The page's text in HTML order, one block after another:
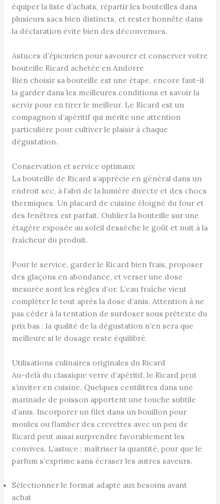
équiper la liste d’achats, répartir les bouteilles dans
plusieurs sacs bien distincts, et rester honnête dans
la déclaration évite bien des déconvenues.
Astuces d’épicurien pour savourer et conserver votre
bouteille Ricard achetée en Andorre
Bien choisir sa bouteille est une étape, encore faut-il
la garder dans les meilleures conditions et savoir la
servir pour en tirer le meilleur. Le Ricard est un
compagnon d’apéritif qui mérite une attention
particulière pour cultiver le plaisir à chaque
dégustation.
Conservation et service optimaux
La bouteille de Ricard s’apprécie en général dans un
endroit sec, à l’abri de la lumière directe et des chocs
thermiques. Un placard de cuisine éloigné du four et
des fenêtres est parfait. Oublier la bouteille sur une
étagère exposée au soleil dessèche le goût et nuit à la
fraîcheur du produit.
Pour le service, garder le Ricard bien frais, proposer
des glaçons en abondance, et verser une dose
mesurée sont les règles d’or. L’eau fraîche vient
compléter le tout après la dose d’anis. Attention à ne
pas céder à la tentation de surdoser sous prétexte du
prix bas : la qualité de la dégustation n’en sera que
meilleure si le dosage reste équilibré.
Utilisations culinaires originales du Ricard
Au-delà du classique verre d’apéritif, le Ricard peut
s’inviter en cuisine. Quelques centilitres dans une
marinade de poisson apportent une touche subtile
d’anis. Incorporer un filet dans un bouillon pour
moules ou flamber des crevettes avec un peu de
Ricard peut aussi surprendre favorablement les
convives. L’astuce : maîtriser la quantité, pour que le
parfum s’exprime sans écraser les autres saveurs.
Sélectionner le format adapté aux besoins avant
achat